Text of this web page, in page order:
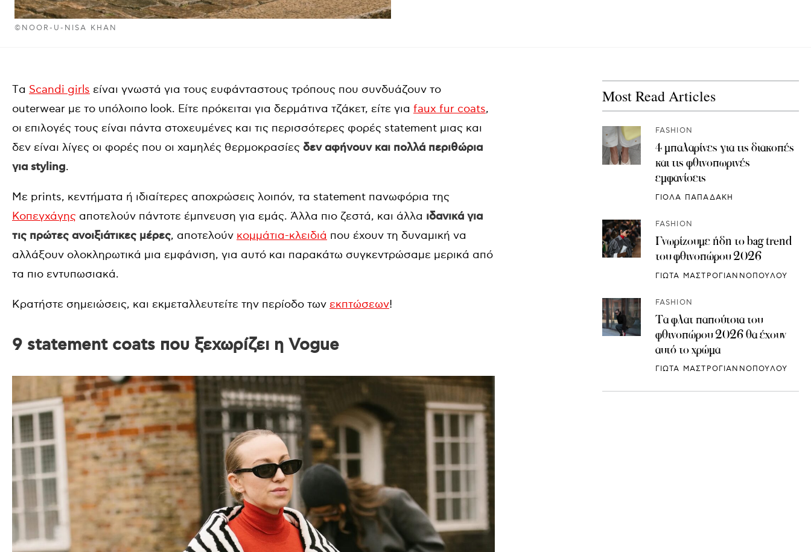
©NOOR-U-NISA KHAN
Tα Scandi girls είναι γνωστά για τους ευφάνταστους τρόπους που συνδυάζουν το
outerwear με το υπόλοιπο look. Είτε πρόκειται για δερμάτινα τζάκετ, είτε για faux fur coats,
οι επιλογές τους είναι πάντα στοχευμένες και τις περισσότερες φορές statement μιας και
δεν είναι λίγες οι φορές που οι χαμηλές θερμοκρασίες δεν αφήνουν και πολλά περιθώρια
για styling.
Mε prints, κεντήματα ή ιδιαίτερες αποχρώσεις λοιπόν, τα statement πανωφόρια της
Κοπεγχάγης αποτελούν πάντοτε έμπνευση για εμάς. Άλλα πιο ζεστά, και άλλα ιδανικά για
τις πρώτες ανοιξιάτικες μέρες, αποτελούν κομμάτια-κλειδιά που έχουν τη δυναμική να
αλλάξουν ολοκληρωτικά μια εμφάνιση, για αυτό και παρακάτω συγκεντρώσαμε μερικά από
τα πιο εντυπωσιακά.
Κρατήστε σημειώσεις, και εκμεταλλευτείτε την περίοδο των εκπτώσεων!
9 statement coats που ξεχωρίζει η Vogue
Most Read Articles
FASHION
4 μπαλαρίνες για τις διακοπές
και τις φθινοπωρινές
εμφανίσεις
ΓΙΟΛΑ ΠΑΠΑΔΑΚΗ
FASHION
Γνωρίζουμε ήδη το bag trend
του φθινοπώρου 2026
ΓΙΩΤΑ ΜΑΣΤΡΟΓΙΑΝΝΟΠΟΥΛΟΥ
FASHION
Τα φλατ παπούτσια του
φθινοπώρου 2026 θα έχουν
αυτό το χρώμα
ΓΙΩΤΑ ΜΑΣΤΡΟΓΙΑΝΝΟΠΟΥΛΟΥ